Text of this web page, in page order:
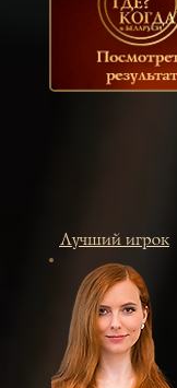
Лучший игрок